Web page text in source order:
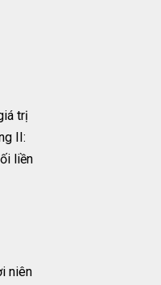
trị
II:
liền
niên